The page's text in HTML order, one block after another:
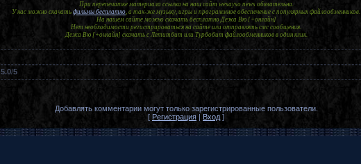
При перепечатке материала ссылка на наш сайт wesayso news обязательна.
У нас можно скачать фильмы бесплатно, а так-же музыку, игры и программное обеспечение с популярных файлообменников.
На нашем сайте можно скачать бесплатно Дежа Вю [+онлайн]
Нет необходимости регистрироваться на сайте или отправлять смс сообщения.
Дежа Вю [+онлайн] скачать с Летитбит или Турбобит файлообменников в один клик.
5.0/5
Добавлять комментарии могут только зарегистрированные пользователи.
[ Регистрация | Вход ]